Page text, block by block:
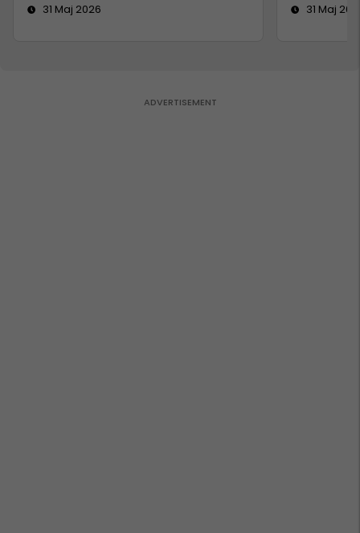
31 Maj 2026
31 Maj